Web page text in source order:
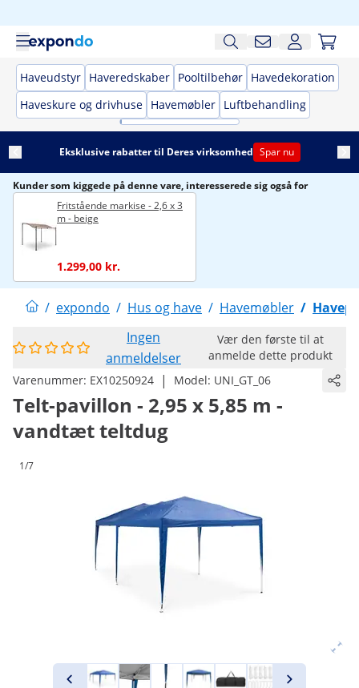
Haveudstyr Haveredskaber Pooltilbehør Havedekoration
Haveskure og drivhuse Havemøbler Luftbehandling
Eksklusive rabatter til Deres virksomhed Spar nu
Kunder som kiggede på denne vare, interesserede sig også for
Fritstående markise - 2,6 x 3
m - beige
1.299,00 kr.
/ expondo / Hus og have / Havemøbler /
Ingen
anmeldelser
Vær den første til at
anmelde dette produkt
Varenummer: EX10250924 | Model: UNI_GT_06
Telt-pavillon - 2,95 x 5,85 m -
vandtæt teltdug
1/7